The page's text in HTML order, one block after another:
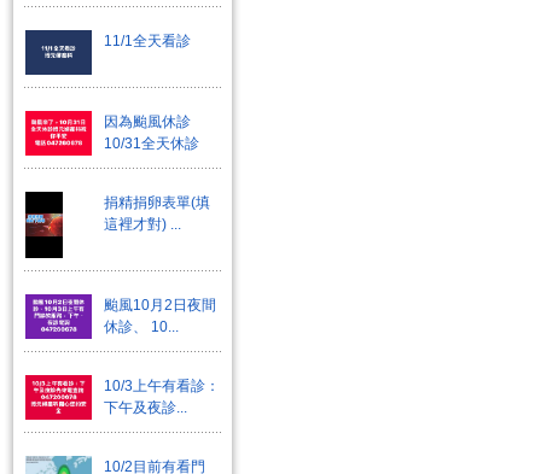
11/1全天看診
因為颱風休診
10/31全天休診
捐精捐卵表單(填
這裡才對) ...
颱風10月2日夜間
休診、 10...
10/3上午有看診：
下午及夜診...
10/2目前有看門